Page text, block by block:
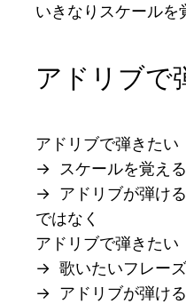
いきなりスケールを
アドリブで
アドリブで弾きたい
→ スケールを覚える
→ アドリブが弾ける
ではなく
アドリブで弾きたい
→ 歌いたいフレー
→ アドリブが弾け